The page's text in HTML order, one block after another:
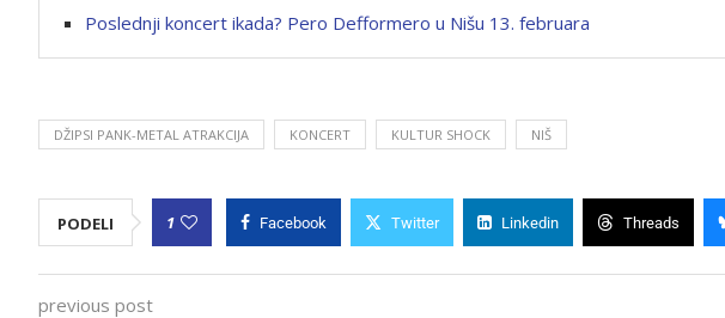
Poslednji koncert ikada? Pero Defformero u Nišu 13. februara
DŽIPSI PANK-METAL ATRAKCIJA KONCERT KULTUR SHOCK NIŠ
PODELI 1 Facebook Twitter Linkedin Threads
previous post